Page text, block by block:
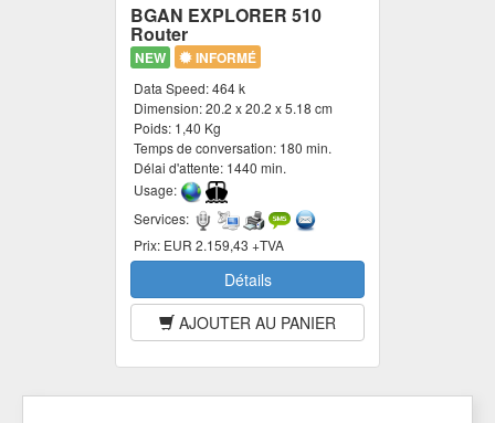
BGAN EXPLORER 510
Router
NEW INFORMÉ
Data Speed:464 k
Dimension:20.2 x 20.2 x 5.18 cm
Poids: 1,40 Kg
Temps de conversation: 180 min.
Délai d'attente: 1440 min.
Usage:
Services:
Prix: EUR 2.159,43 +TVA
Détails
AJOUTER AU PANIER